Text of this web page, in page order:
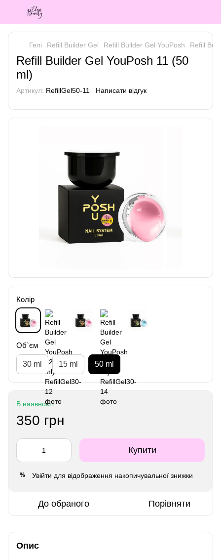
Гелі Refill Builder Gel Refill Builder Gel YouPosh Refill
Refill Builder Gel YouPosh 11 (50
ml)
Артикул: RefillGel50-11 Написати відгук
Колір
Об`єм
30 ml 15 ml 50 ml
В наявності
350 грн
Купити
% Увійти для відображення накопичувальної знижки
До обраного Порівняти
Опис